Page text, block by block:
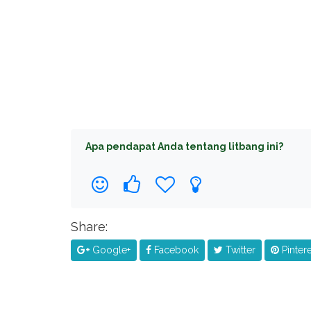
Apa pendapat Anda tentang litbang ini?
Share:
Google+ Facebook Twitter